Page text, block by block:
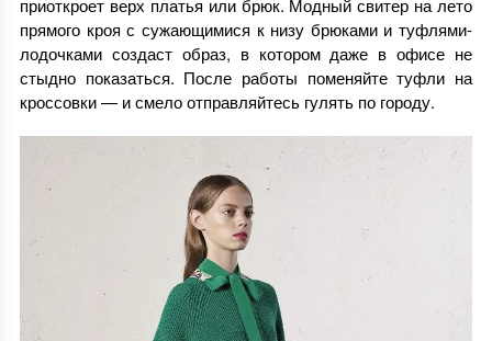
прямого кроя с сужающимися к низу брюками и туфлями-
лодочками создаст образ, в котором даже в офисе не
стыдно показаться. После работы поменяйте туфли на
кроссовки — и смело отправляйтесь гулять по городу.